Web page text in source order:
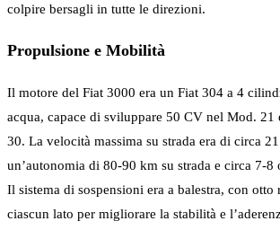
colpire bersagli in tutte le direzioni.
Propulsione e Mobilità
Il motore del Fiat 3000 era un Fiat 304 a 4
acqua, capace di sviluppare 50 CV nel Mod. 21
30. La velocità massima su strada era di circa
un’autonomia di 80-90 km su strada e circa 7-8
Il sistema di sospensioni era a balestra, con
ciascun lato per migliorare la stabilità e